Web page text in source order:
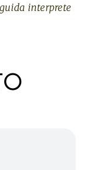
interprete